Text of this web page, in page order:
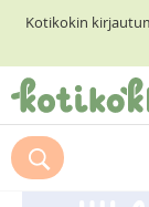
Kotikokin
ETUSIVU
RESEPTIHAKU